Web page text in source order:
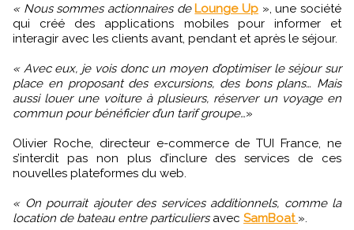
« Nous sommes actionnaires de Lounge Up », une société
qui créé des applications mobiles pour informer et
interagir avec les clients avant, pendant et après le séjour.
« Avec eux, je vois donc un moyen d’optimiser le séjour sur
place en proposant des excursions, des bons plans… Mais
aussi louer une voiture à plusieurs, réserver un voyage en
commun pour bénéficier d’un tarif groupe…»
Olivier Roche, directeur e-commerce de TUI France, ne
s’interdit pas non plus d’inclure des services de ces
nouvelles plateformes du web.
« On pourrait ajouter des services additionnels, comme la
location de bateau entre particuliersavec SamBoat ».